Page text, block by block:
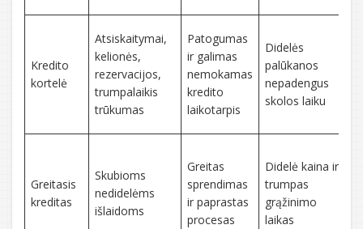
Kredito
kortelė
Atsiskaitymai,
kelionės,
rezervacijos,
trumpalaikis
trūkumas
Patogumas
ir galimas
nemokamas
kredito
laikotarpis
Didelės
palūkanos
nepadengus
skolos laiku
Greitasis
kreditas
Skubioms
nedidelėms
išlaidoms
Greitas
sprendimas
ir paprastas
procesas
Didelė kaina ir
trumpas
grąžinimo
laikas